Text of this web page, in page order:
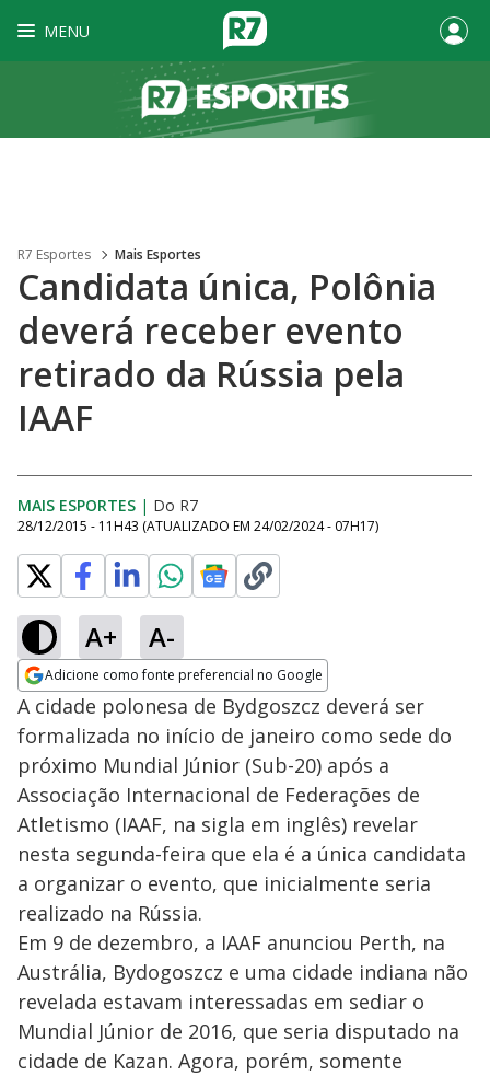
MENU
R7 Esportes Mais Esportes
Candidata única, Polônia
deverá receber evento
retirado da Rússia pela
IAAF
MAIS ESPORTES | Do R7
28/12/2015 - 11H43 (ATUALIZADO EM 24/02/2024 - 07H17)
A+ A-
Adicione como fonte preferencial no Google
Opens in new window
A cidade polonesa de Bydgoszcz deverá ser
formalizada no início de janeiro como sede do
próximo Mundial Júnior (Sub-20) após a
Associação Internacional de Federações de
Atletismo (IAAF, na sigla em inglês) revelar
nesta segunda-feira que ela é a única candidata
a organizar o evento, que inicialmente seria
realizado na Rússia.
Em 9 de dezembro, a IAAF anunciou Perth, na
Austrália, Bydogoszcz e uma cidade indiana não
revelada estavam interessadas em sediar o
Mundial Júnior de 2016, que seria disputado na
cidade de Kazan. Agora, porém, somente